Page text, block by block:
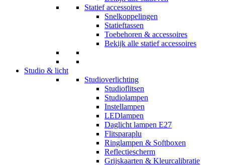
Statief accessoires
Snelkoppelingen
Statieftassen
Toebehoren & accessoires
Bekijk alle statief accessoires
Studio & licht
Studioverlichting
Studioflitsen
Studiolampen
Instellampen
LEDlampen
Daglicht lampen E27
Flitsparaplu
Ringlampen & Softboxen
Reflectiescherm
Grijskaarten & Kleurcalibratie